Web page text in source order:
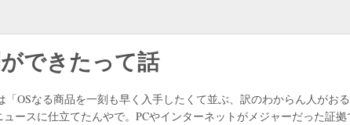
できたって話
OSなる商品を一刻も早く入手したくて並ぶ、訳のわからん人がお
ースに仕立てたんやで。PCやインターネットがメジャーだった証拠